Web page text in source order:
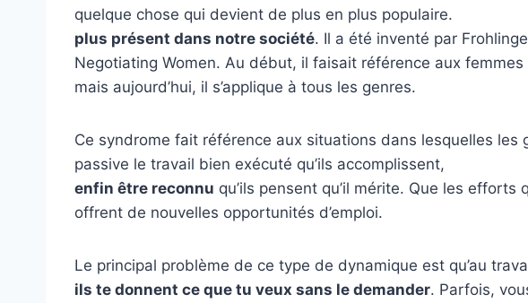
quelque chose qui devient de plus en plus populaire.
plus présent dans notre société. Il a été inventé par
Negotiating Women. Au début, il faisait référence aux femmes
mais aujourd’hui, il s’applique à tous les genres.
Ce syndrome fait référence aux situations dans lesquelles
passive le travail bien exécuté qu’ils accomplissent,
enfin être reconnu qu’ils pensent qu’il mérite. Que les
offrent de nouvelles opportunités d’emploi.
Le principal problème de ce type de dynamique est qu’au
ils te donnent ce que tu veux sans le demander. Parfois,